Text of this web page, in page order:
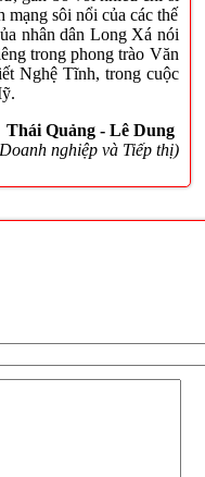
mạng sôi nổi của các thế
nhân dân Long Xá nói
trong phong trào Văn
Nghệ Tĩnh, trong cuộc
Thái Quảng - Lê Dung
nghiệp và Tiếp thị)